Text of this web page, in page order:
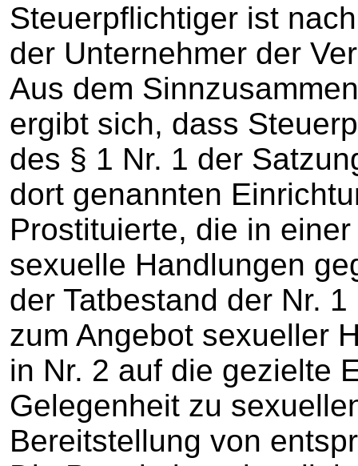
Steuerpflichtiger ist
der Unternehmer der
Aus dem
ergibt sich, dass
des § 1 Nr. 1 der
dort genannten
Prostituierte, die in
sexuelle Handlungen
der Tatbestand der Nr.
zum Angebot sexueller
in Nr. 2 auf die gezielte
Gelegenheit zu
Bereitstellung von